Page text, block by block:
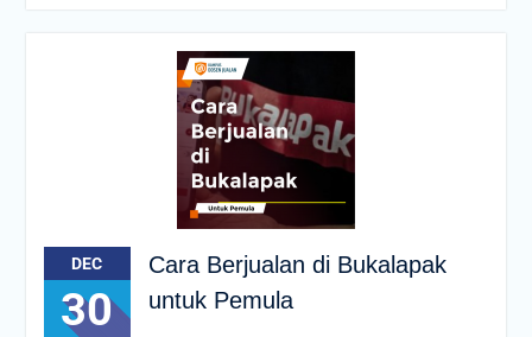
DEC
30
Cara Berjualan di Bukalapak
untuk Pemula